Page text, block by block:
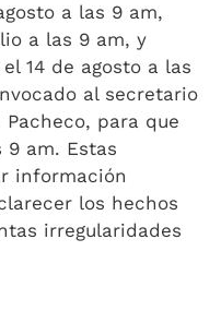
a las 9 am,
a las 9 am, y
el 14 de agosto a las
al secretario
Pacheco, para que
9 am. Estas
información
los hechos
irregularidades